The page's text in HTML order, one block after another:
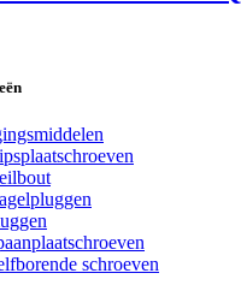
schroeven